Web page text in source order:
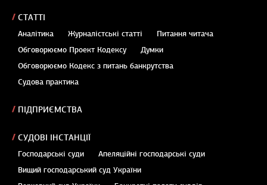
СТАТТІ
Аналітика Журналістські статті
Питання читача
Обговорюємо Проект Кодексу
Думки
Обговорюємо Кодекс з питань банкрутства
Судова практика
ПІДПРИЄМСТВА
СУДОВІ ІНСТАНЦІЇ
Господарські суди
Апеляційні господарські суди
Вищий господарський суд України